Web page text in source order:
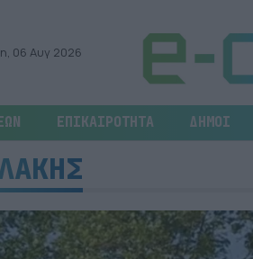
06 Αυγ 2026
ΕΠΙΚΑΙΡΟΤΗΤΑ ΔΗΜΟΙ